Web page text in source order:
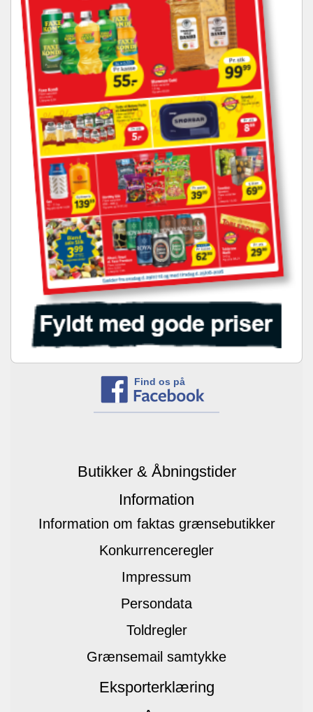
Find os på
Butikker & Åbningstider
Information
Information om faktas grænsebutikker
Konkurrenceregler
Impressum
Persondata
Toldregler
Grænsemail samtykke
Eksporterklæring